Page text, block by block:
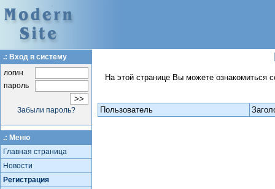
На этой странице Вы можете ознакомиться
Пользователь
.: Вход в систему
логин
пароль
Забыли пароль?
.: Меню
Главная страница
Новости
Регистрация